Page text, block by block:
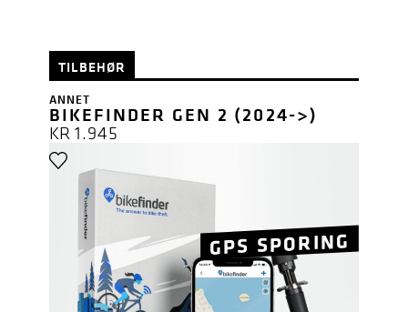
TILBEHØR
GPS SPORING
ANNET
BIKEFINDER GEN 2 (2024->)
KR1.945